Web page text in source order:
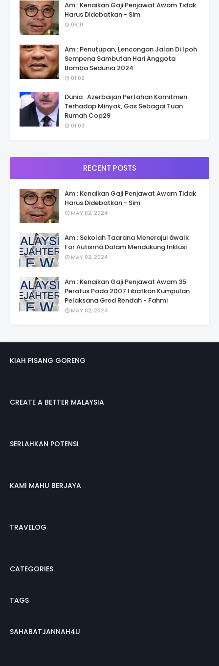
Am : Kenaikan Gaji Penjawat Awam Tidak
Harus Didebatkan - Sim
09:11
Am : Penutupan, Lencongan Jalan Di Ipoh
Sempena Sambutan Hari Anggota
Bomba Sedunia 2024
01:02
Dunia : Azerbaijan Pertahan Komitmen
Terhadap Minyak, Gas Sebagai Tuan
Rumah Cop29
01:03
RECENT POSTS
Am : Kenaikan Gaji Penjawat Awam Tidak
Harus Didebatkan - Sim
MAY 02, 2024
Am : Sekolah Taarana Menerajui âwalk
For Autismâ Dalam Mendukung Inklusi
MAY 02, 2024
Am : Kenaikan Gaji Penjawat Awam 35
Peratus Pada 2007 Libatkan Kumpulan
Pelaksana Gred Rendah - Fahmi
MAY 02, 2024
KIAH PISANG GORENG
CREATE A BETTER MALAYSIA
SERLAHKAN POTENSI
KAMI MAHU BERJAYA
TRAVELOG
CATEGORIES
TAGS
SAHABATJANNAH4U